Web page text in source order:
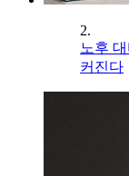
2.
노후
커진다